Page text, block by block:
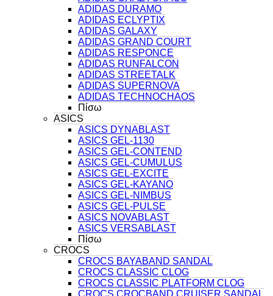
ADIDAS DURAMO
ADIDAS ECLYPTIX
ADIDAS GALAXY
ADIDAS GRAND COURT
ADIDAS RESPONCE
ADIDAS RUNFALCON
ADIDAS STREETALK
ADIDAS SUPERNOVA
ADIDAS TECHNOCHAOS
Πίσω
ASICS
ASICS DYNABLAST
ASICS GEL-1130
ASICS GEL-CONTEND
ASICS GEL-CUMULUS
ASICS GEL-EXCITE
ASICS GEL-KAYANO
ASICS GEL-NIMBUS
ASICS GEL-PULSE
ASICS NOVABLAST
ASICS VERSABLAST
Πίσω
CROCS
CROCS BAYABAND SANDAL
CROCS CLASSIC CLOG
CROCS CLASSIC PLATFORM CLOG
CROCS CROCBAND CRUISER SANDAL